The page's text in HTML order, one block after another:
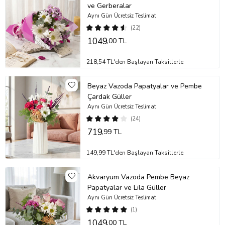
gibi) uzak tutun. Su seviyesini her gün kontrol ederek değiştirin ve
her su değişiminde sapları 0.5-1 cm kadar tekrar kesin. Ayrıca, suyu
klorsuz ve dinlenmiş su ile değiştirmek çiçeklerinizin ömrünü
uzatmanızı sağlayacaktır. Solan veya kuruyan çiçekleri temizleyerek
diğer çiçeklerin daha uzun süre taze kalmasını sağlayabilirsiniz.
Stok durumuna göre ürünlerde ufak değişiklikler olabilir.
Ürün Kodu:nob166
ve Gerberalar
(22)
Aynı Gün Ücretsiz Teslimat
1049,00 TL
218,54 TL'den Başlayan Taksitlerle
Beyaz Vazoda Papatyalar ve Pembe
Çardak Güller
(24)
Aynı Gün Ücretsiz Teslimat
719,99 TL
149,99 TL'den Başlayan Taksitlerle
Akvaryum Vazoda Pembe Beyaz
Papatyalar ve Lila Güller
(1)
Aynı Gün Ücretsiz Teslimat
,00 TL